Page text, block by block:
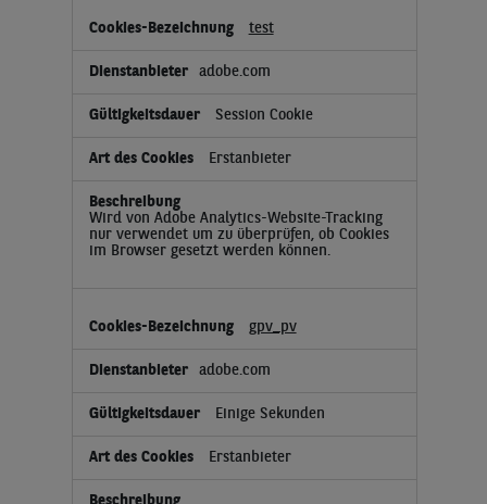
test
adobe.com
Session Cookie
Erstanbieter
Wird von Adobe Analytics-Website-Tracking
nur verwendet um zu überprüfen, ob Cookies
im Browser gesetzt werden können.
gpv_pv
adobe.com
Einige Sekunden
Erstanbieter